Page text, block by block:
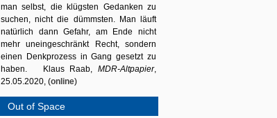
man selbst, die klügsten Gedanken zu
suchen, nicht die dümmsten. Man läuft
natürlich dann Gefahr, am Ende nicht
mehr uneingeschränkt Recht, sondern
einen Denkprozess in Gang gesetzt zu
haben. Klaus Raab, MDR-Altpapier,
25.05.2020, (online)
Out of Space